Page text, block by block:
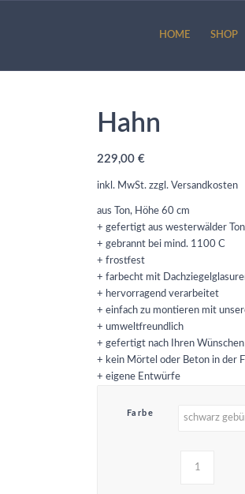
HOME SHOP
Hahn
229,00€
inkl. MwSt. zzgl.Versandkosten
aus Ton, Höhe 60 cm
+ gefertigt aus westerwälder Ton
+ gebrannt bei mind. 1100 C
+ frostfest
+ farbecht mit
+ hervorragend verarbeitet
+ einfach zu montieren mit
+ umweltfreundlich
+ gefertigt nach Ihren Wünschen
+ kein Mörtel oder Beton in der
+ eigene Entwürfe
Farbe